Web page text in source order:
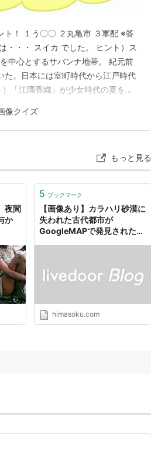
ト！ １う〇〇 ２丸亀市 ３軍配 ※答
・・・ スイカ でした。 ヒント）ス
中心とするサバンナ地帯。 紀元前
。日本には室町時代から江戸時代
「江國香織」が少女時代の夏を描
１玉入り 約５キロ～（１玉当た
像クイズ
もっと見る
夜間
か
5 ブックマーク
【画像あり】カラハリ砂漠に
失われた古代都市が
GoogleMAPで発見されたと
himasoku.com